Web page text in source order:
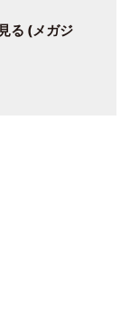
る (メガジ